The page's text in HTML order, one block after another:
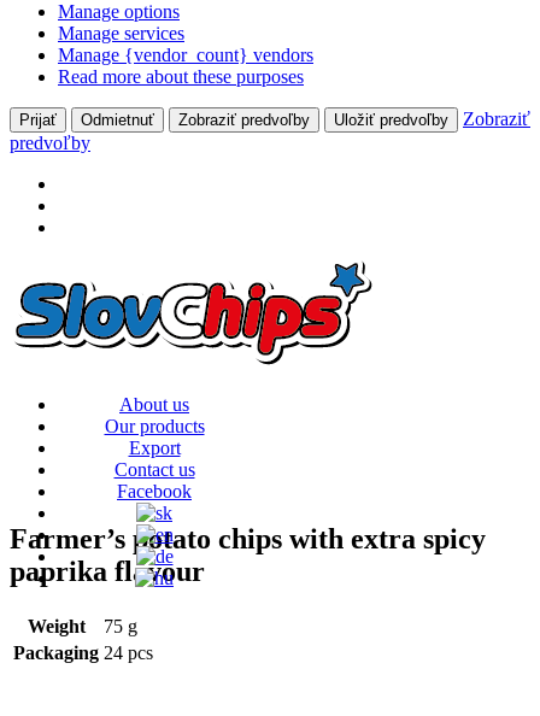
Manage options
Manage services
Manage {vendor_count} vendors
Read more about these purposes
Prijať Odmietnuť Zobraziť predvoľby Uložiť predvoľby
Zobraziť
predvoľby
About us
Our products
Export
Contact us
Facebook
Farmer’s potato chips with extra spicy
paprika flavour
Weight
75 g
Packaging 24 pcs